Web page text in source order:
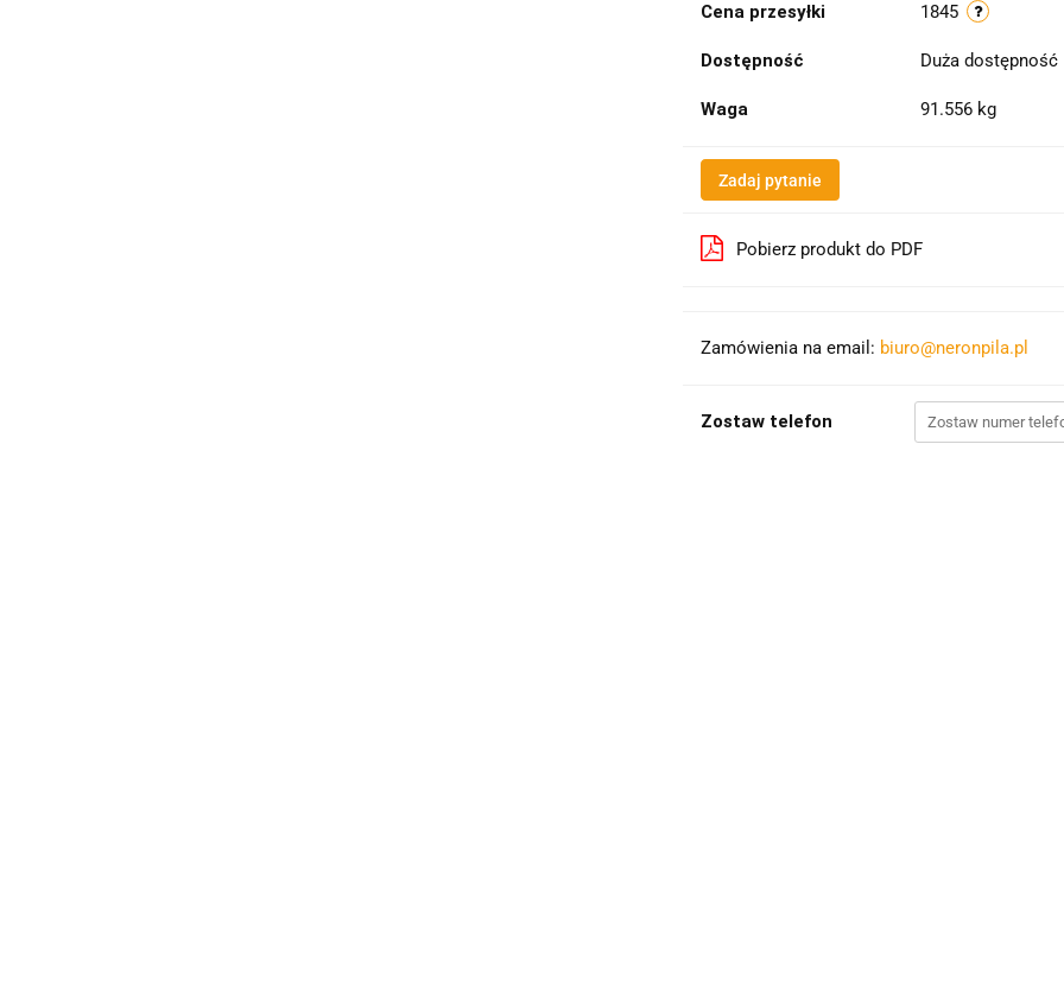
Cena przesyłki 1845
Dostępność Duża dostępność
Waga 91.556 kg
Zadaj pytanie
Pobierz produkt do PDF
Zamówienia na email: biuro@neronpila.pl
Zostaw telefon